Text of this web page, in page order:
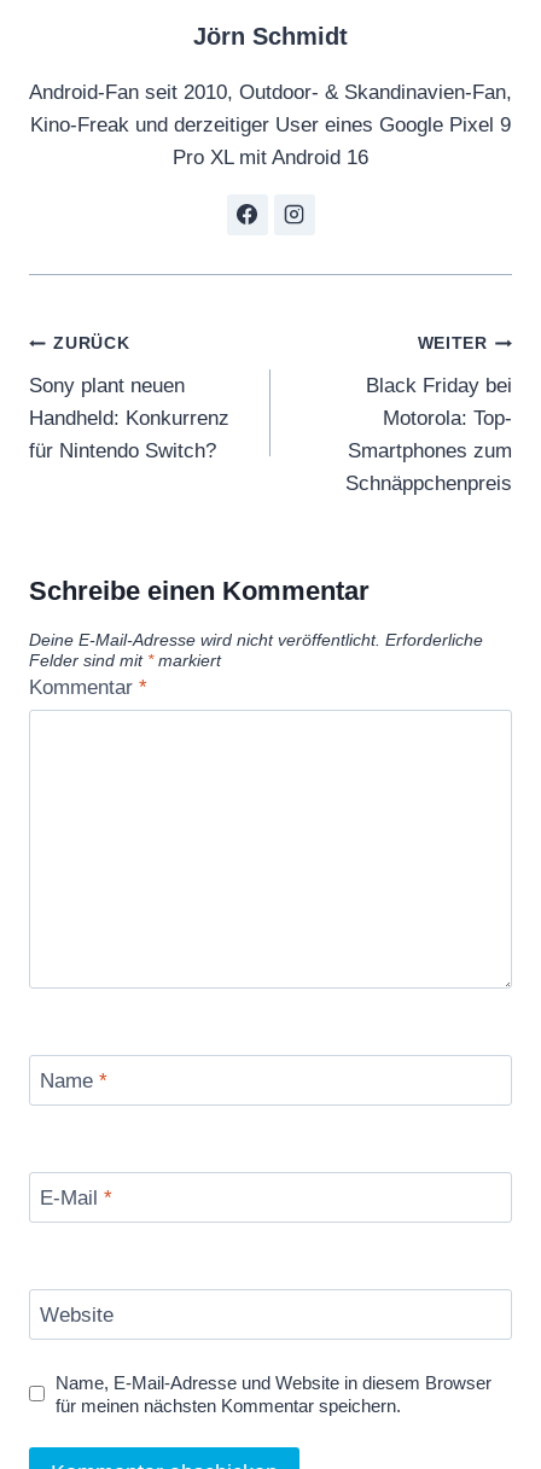
i
n
3
D
r
“
o
e
n
e
Jörn Schmidt
Android-Fan seit 2010, Outdoor- & Skandinavien-Fan,
Kino-Freak und derzeitiger User eines Google Pixel 9
Pro XL mit Android 16
Beitragsnavigation
ZURÜCK
Sony plant neuen
Handheld: Konkurrenz
für Nintendo Switch?
WEITER
Black Friday bei
Motorola: Top-
Smartphones zum
Schnäppchenpreis
Schreibe einen Kommentar
Deine E-Mail-Adresse wird nicht veröffentlicht. Erforderliche
Felder sind mit *markiert
Kommentar *
Name *
E-Mail *
Website
Name, E-Mail-Adresse und Website in diesem Browser
für meinen nächsten Kommentar speichern.